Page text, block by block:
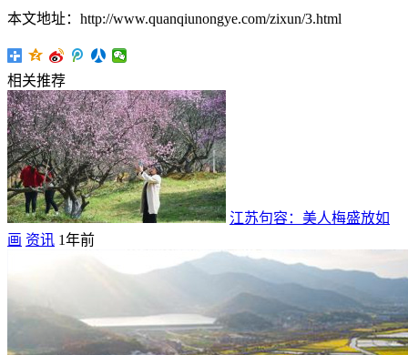
本文地址：http://www.quanqiunongye.com/zixun/3.html
相关推荐
江苏句容：美人梅盛放如
画 资讯 1年前